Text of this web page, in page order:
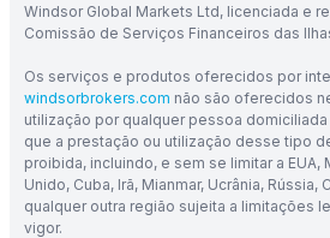
Windsor Global Markets Ltd, licenciada e
Comissão de Serviços Financeiros das
Os serviços e produtos oferecidos por
windsorbrokers.com não são oferecidos
utilização por qualquer pessoa
que a prestação ou utilização desse tipo
proibida, incluindo, e sem se limitar a EUA,
Unido, Cuba, Irã, Mianmar, Ucrânia, Rússia,
qualquer outra região sujeita a limitações
vigor.